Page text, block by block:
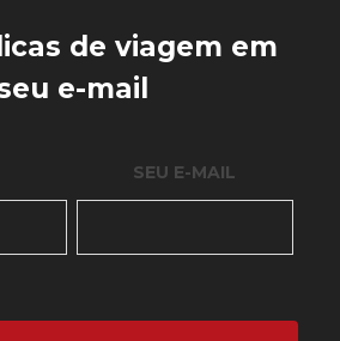
de viagem em
e-mail
SEU E-MAIL